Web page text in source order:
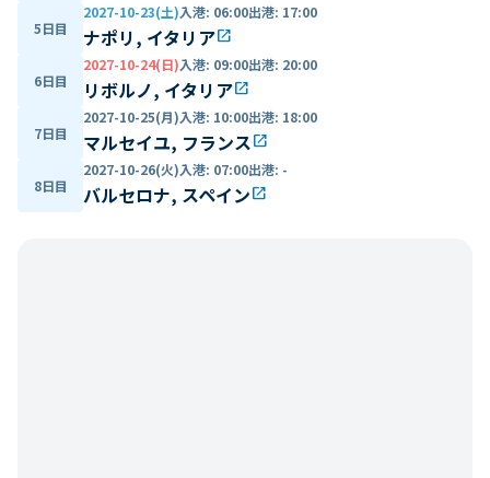
5日目
2027-10-23(土)入港: 06:00出港: 17:00
ナポリ, イタリアopen_in_new
6日目
2027-10-24(日)入港: 09:00出港: 20:00
リボルノ, イタリアopen_in_new
7日目
2027-10-25(月)入港: 10:00出港: 18:00
マルセイユ, フランスopen_in_new
8日目
2027-10-26(火)入港: 07:00出港: -
バルセロナ, スペインopen_in_new